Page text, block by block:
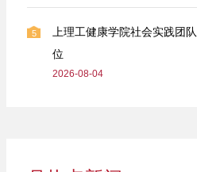
5
上理工健康学院社会实践团
位
2026-08-04